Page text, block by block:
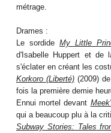
métrage.
Drames :
Le sordideMy Little
d'Isabelle Huppert et de
s'éclater en créant les
Korkoro (Liberté) (2009)
fois la première demie
Ennui mortel devant
qui a beaucoup plu à la
Subway Stories: Tales